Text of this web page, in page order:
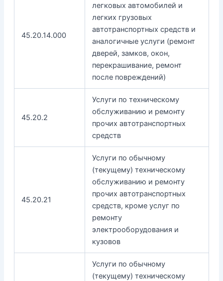
45.20.14.000
легковых автомобилей и
легких грузовых
автотранспортных средств и
аналогичные услуги (ремонт
дверей, замков, окон,
перекрашивание, ремонт
после повреждений)
45.20.2
Услуги по техническому
обслуживанию и ремонту
прочих автотранспортных
средств
45.20.21
Услуги по обычному
(текущему) техническому
обслуживанию и ремонту
прочих автотранспортных
средств, кроме услуг по
ремонту
электрооборудования и
кузовов
Услуги по обычному
(текущему) техническому